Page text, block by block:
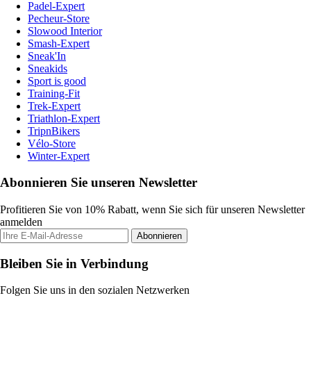
Padel-Expert
Pecheur-Store
Slowood Interior
Smash-Expert
Sneak'In
Sneakids
Sport is good
Training-Fit
Trek-Expert
Triathlon-Expert
TripnBikers
Vélo-Store
Winter-Expert
Abonnieren Sie unseren Newsletter
Profitieren Sie von 10% Rabatt, wenn Sie sich für unseren Newsletter
anmelden
Abonnieren
Bleiben Sie in Verbindung
Folgen Sie uns in den sozialen Netzwerken